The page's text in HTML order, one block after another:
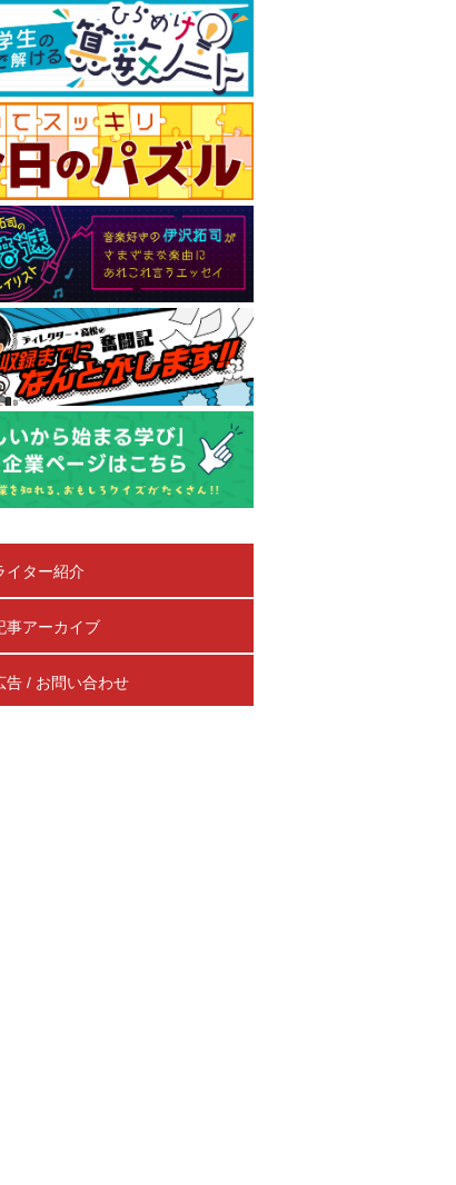
イター紹介
事アーカイブ
告 / お問い合わせ